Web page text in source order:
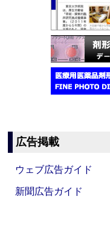
広告掲載
ウェブ広告ガイド
新聞広告ガイド